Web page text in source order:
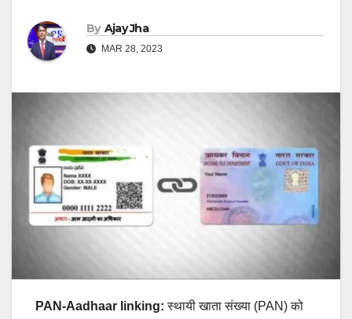
By Ajay Jha
MAR 28, 2023
PAN-Aadhaar linking:स्थायी खाता संख्या (PAN) को